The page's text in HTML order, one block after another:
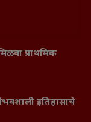
प्राथमिक
वैभवशाली इतिहासाचे